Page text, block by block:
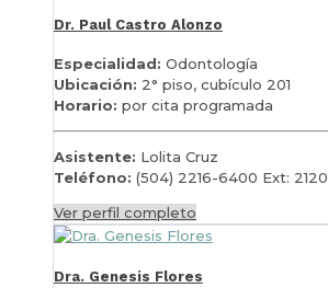
Dr. Paul Castro Alonzo
Especialidad: Odontología
Ubicación: 2° piso, cubículo 201
Horario: por cita programada
Asistente: Lolita Cruz
Teléfono: (504) 2216-6400 Ext: 2120
Ver perfil completo
Dra. Genesis Flores